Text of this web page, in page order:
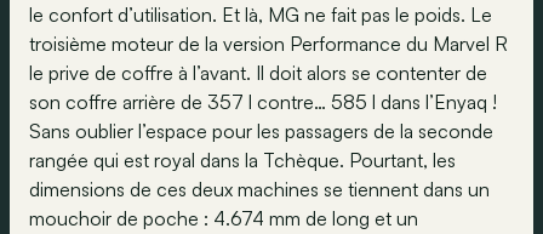
le confort d’utilisation. Et là, MG ne fait pas le poids. Le
troisième moteur de la version Performance du Marvel R
le prive de coffre à l’avant. Il doit alors se contenter de
son coffre arrière de 357 l contre… 585 l dans l’Enyaq !
Sans oublier l’espace pour les passagers de la seconde
rangée qui est royal dans la Tchèque. Pourtant, les
dimensions de ces deux machines se tiennent dans un
mouchoir de poche : 4.674 mm de long et un